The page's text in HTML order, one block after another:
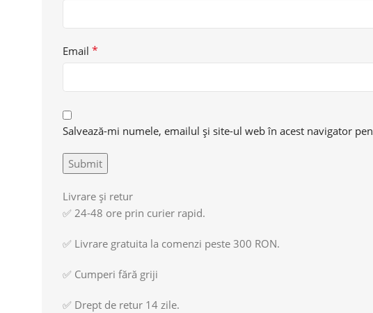
Email *
Salvează-mi numele, emailul și site-ul web în acest navigator
Livrare și retur
✅ 24-48 ore prin curier rapid.
✅ Livrare gratuita la comenzi peste 300 RON.
✅ Cumperi fără griji
✅ Drept de retur 14 zile.